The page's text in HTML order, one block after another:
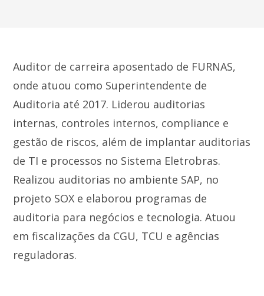
Auditor de carreira aposentado de FURNAS,
onde atuou como Superintendente de
Auditoria até 2017. Liderou auditorias
internas, controles internos, compliance e
gestão de riscos, além de implantar auditorias
de TI e processos no Sistema Eletrobras.
Realizou auditorias no ambiente SAP, no
projeto SOX e elaborou programas de
auditoria para negócios e tecnologia. Atuou
em fiscalizações da CGU, TCU e agências
reguladoras.